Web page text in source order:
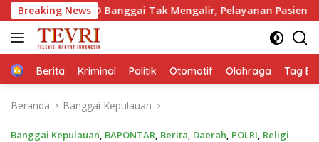
Langsung
ke
konten
Breaking News
Banggai Tak Mengalir, Pelayanan Pasien Dipertaruhkan:
HomeBerita Kriminal Politik Otomotif Olahraga Tag
Beranda Banggai Kepulauan
Banggai Kepulauan, BAPONTAR, Berita, Daerah, POLRI, Religi